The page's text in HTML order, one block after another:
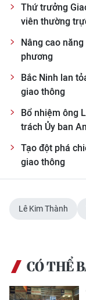
Thứ trưởng
viên thường
Nâng cao
phương
Bắc Ninh lan
giao thông
Bổ nhiệm ông
trách Ủy ban
Tạo đột phá
giao thông
Lê Kim Thành
CÓ THỂ